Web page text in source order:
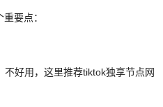
要点：
好用，这里推荐tiktok独享节点网